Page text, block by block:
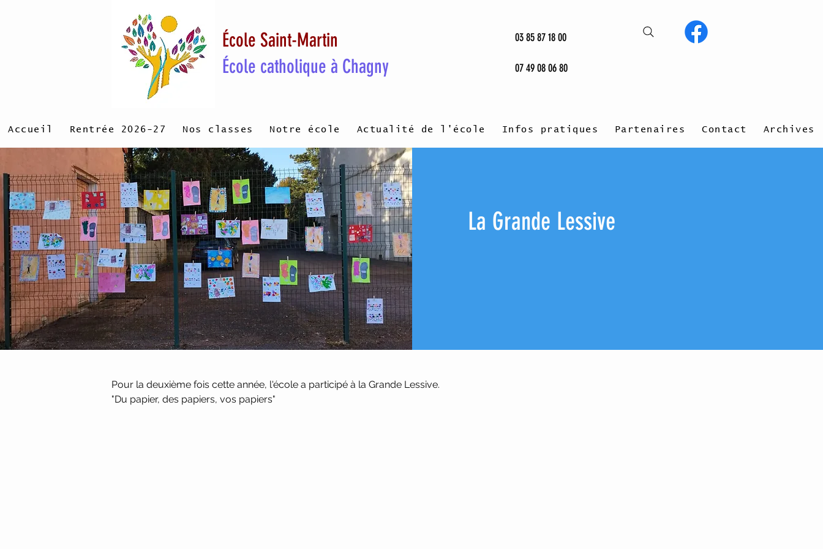
École Saint-Martin
École catholique à Chagny
03 85 87 18 00
07 49 08 06 80
Accueil Rentrée 2026-27 Nos classes Notre école Actualité de l'école Infos pratiques Partenaires Contact Archives
La Grande Lessive
Pour la deuxième fois cette année, l'école a participé à la Grande Lessive.
"Du papier, des papiers, vos papiers"